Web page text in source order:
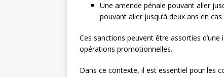
Une amende pénale pouvant aller
pouvant aller jusqu’à deux ans en cas
Ces sanctions peuvent être assorties
opérations promotionnelles.
Dans ce contexte, il est essentiel pour les